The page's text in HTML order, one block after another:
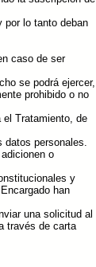
por lo tanto deban
caso de ser
se podrá ejercer,
prohibido o no
el Tratamiento, de
datos personales.
o
y
han
una solicitud al
través de carta